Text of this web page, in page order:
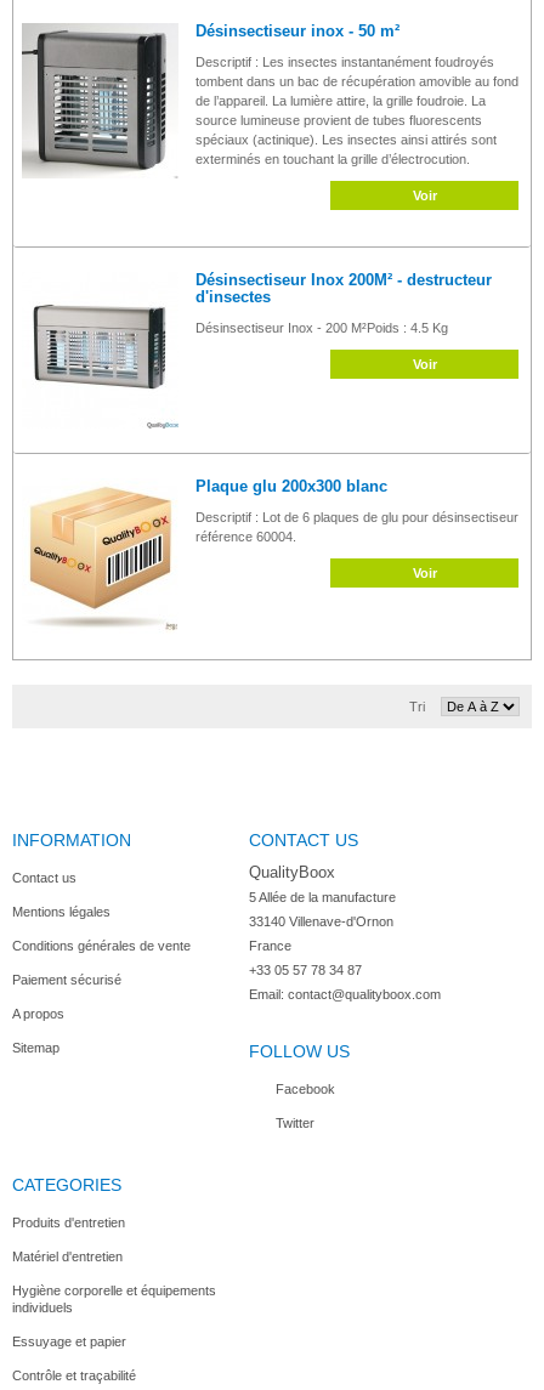
Désinsectiseur inox - 50 m²
Descriptif : Les insectes instantanément foudroyés
tombent dans un bac de récupération amovible au fond
de l’appareil. La lumière attire, la grille foudroie. La
source lumineuse provient de tubes fluorescents
spéciaux (actinique). Les insectes ainsi attirés sont
exterminés en touchant la grille d’électrocution.
Voir
Désinsectiseur Inox 200M² - destructeur
d'insectes
Désinsectiseur Inox - 200 M²Poids : 4.5 Kg
Voir
Plaque glu 200x300 blanc
Descriptif : Lot de 6 plaques de glu pour désinsectiseur
référence 60004.
Voir
Tri
INFORMATION
Contact us
Mentions légales
Conditions générales de vente
Paiement sécurisé
A propos
Sitemap
CONTACT US
QualityBoox
5 Allée de la manufacture
33140 Villenave-d'Ornon
France
+33 05 57 78 34 87
Email: contact@qualityboox.com
FOLLOW US
Facebook
Twitter
CATEGORIES
Produits d'entretien
Matériel d'entretien
Hygiène corporelle et équipements
individuels
Essuyage et papier
Contrôle et traçabilité